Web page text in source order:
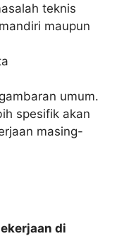
teknis
maupun
umum.
spesifik akan
masing-
di